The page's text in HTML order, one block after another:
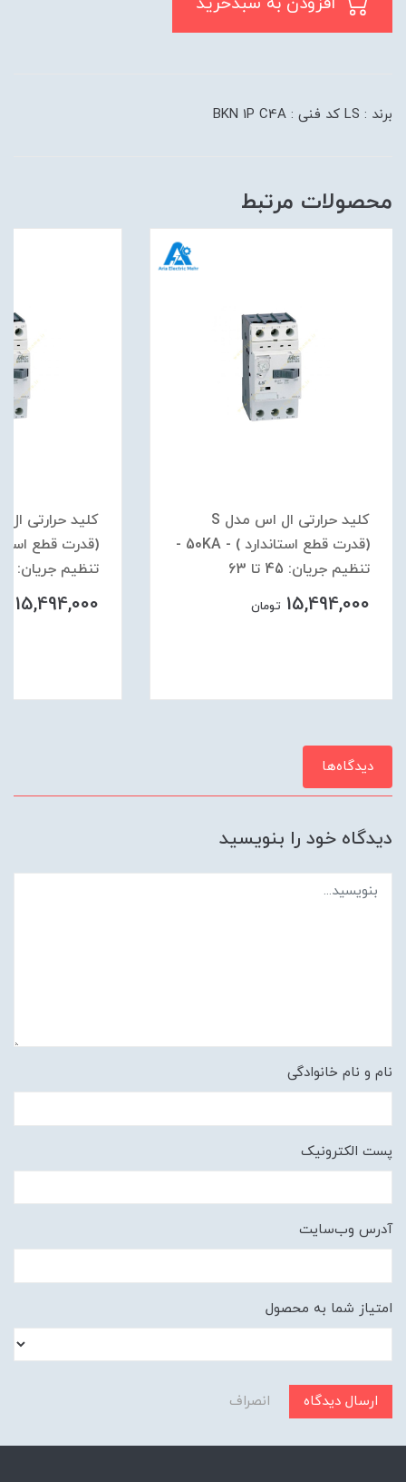
برند : LS کد فنی : BKN 1P C4A
محصولات مرتبط
کلید حرارتی ال اس مدل S
(قدرت قطع استاندارد ) - 50KA -
تنظیم جریان: 45 تا 63
15,494,000 تومان
تنظیم جریان: 34 تا 50
15,494,000
دیدگاه‌ها
دیدگاه خود را بنویسید
نام و نام خانوادگی
پست الکترونیک
آدرس وب‌سایت
امتیاز شما به محصول
ارسال دیدگاه انصراف